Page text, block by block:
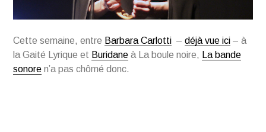
Cette semaine, entre Barbara Carlotti –déjà vue ici – à
la Gaité Lyrique et Buridane à La boule noire, La bande
sonore n’a pas chômé donc.